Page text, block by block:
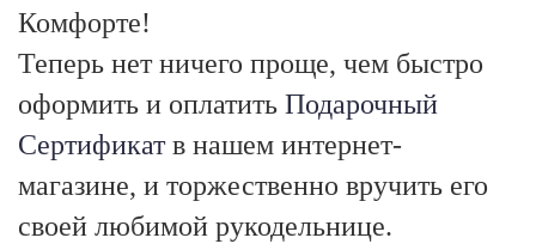
Комфорте!
Теперь нет ничего проще, чем быстро
оформить и оплатить Подарочный
Сертификатв нашем интернет-
магазине, и торжественно вручить его
своей любимой рукодельнице.